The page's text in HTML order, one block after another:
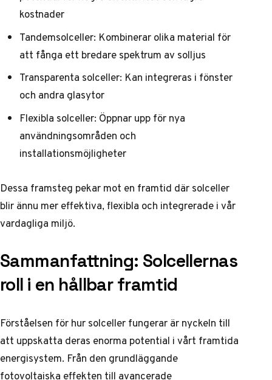
kostnader
Tandemsolceller: Kombinerar olika material för
att fånga ett bredare spektrum av solljus
Transparenta solceller: Kan integreras i fönster
och andra glasytor
Flexibla solceller: Öppnar upp för nya
användningsområden och
installationsmöjligheter
Dessa framsteg pekar mot en framtid där solceller
blir ännu mer effektiva, flexibla och integrerade i vår
vardagliga miljö.
Sammanfattning: Solcellernas
roll i en hållbar framtid
Förståelsen för hur solceller fungerar är nyckeln till
att uppskatta deras enorma potential i vårt framtida
energisystem. Från den grundläggande
fotovoltaiska effekten till avancerade